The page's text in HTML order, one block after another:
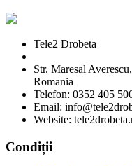
Tele2 Drobeta
Str. Maresal
Romania
Telefon: 0352 405
Email:
Website:
Condiții